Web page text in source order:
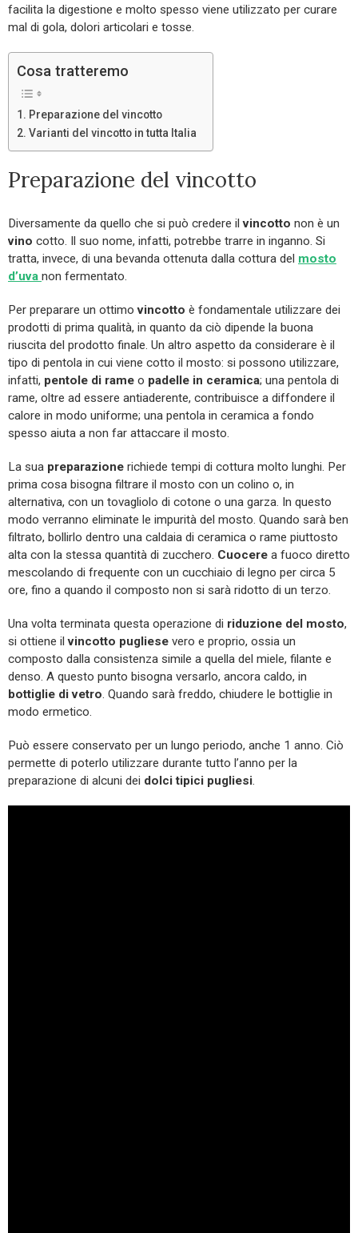
facilita la digestione e molto spesso viene utilizzato per curare
mal di gola, dolori articolari e tosse.
Cosa tratteremo
Preparazione del vincotto
Varianti del vincotto in tutta Italia
Preparazione del vincotto
Diversamente da quello che si può credere ilvincotto non è un
vino cotto. Il suo nome, infatti, potrebbe trarre in inganno. Si
tratta, invece, di una bevanda ottenuta dalla cottura del mosto
d’uva non fermentato.
Per preparare un ottimovincotto è fondamentale utilizzare dei
prodotti di prima qualità, in quanto da ciò dipende la buona
riuscita del prodotto finale. Un altro aspetto da considerare è il
tipo di pentola in cui viene cotto il mosto: si possono utilizzare,
infatti, pentole di rame o padelle in ceramica; una pentola di
rame, oltre ad essere antiaderente, contribuisce a diffondere il
calore in modo uniforme; una pentola in ceramica a fondo
spesso aiuta a non far attaccare il mosto.
La sua preparazione richiede tempi di cottura molto lunghi. Per
prima cosa bisogna filtrare il mosto con un colino o, in
alternativa, con un tovagliolo di cotone o una garza. In questo
modo verranno eliminate le impurità del mosto. Quando sarà ben
filtrato, bollirlo dentro una caldaia di ceramica o rame piuttosto
alta con la stessa quantità di zucchero. Cuocere a fuoco diretto
mescolando di frequente con un cucchiaio di legno per circa 5
ore, fino a quando il composto non si sarà ridotto di un terzo.
Una volta terminata questa operazione di riduzione del mosto,
si ottiene il vincotto pugliese vero e proprio, ossia un
composto dalla consistenza simile a quella del miele, filante e
denso. A questo punto bisogna versarlo, ancora caldo, in
bottiglie di vetro. Quando sarà freddo, chiudere le bottiglie in
modo ermetico.
Può essere conservato per un lungo periodo, anche 1 anno. Ciò
permette di poterlo utilizzare durante tutto l’anno per la
preparazione di alcuni dei dolci tipici pugliesi.